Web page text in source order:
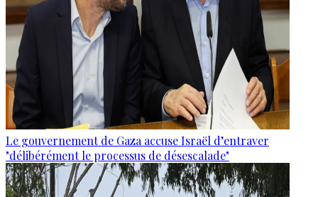
Le gouvernement de Gaza accuse Israël d’entraver
"délibérément le processus de désescalade"